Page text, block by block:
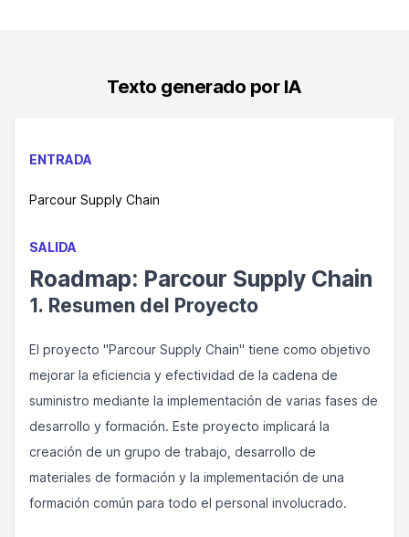
Texto generado por IA
ENTRADA
Parcour Supply Chain
SALIDA
Roadmap: Parcour Supply Chain
1. Resumen del Proyecto
El proyecto "Parcour Supply Chain" tiene como objetivo
mejorar la eficiencia y efectividad de la cadena de
suministro mediante la implementación de varias fases de
desarrollo y formación. Este proyecto implicará la
creación de un grupo de trabajo, desarrollo de
materiales de formación y la implementación de una
formación común para todo el personal involucrado.